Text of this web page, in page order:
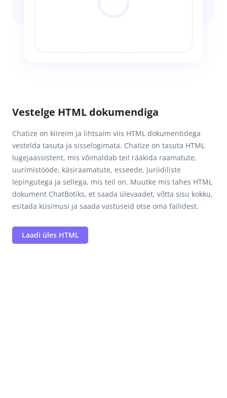
Vestelge HTML dokumendiga
Chatize on kiireim ja lihtsaim viis HTML dokumentidega
vestelda tasuta ja sisselogimata. Chatize on tasuta HTML
lugejaassistent, mis võimaldab teil rääkida raamatute,
uurimistööde, käsiraamatute, esseede, juriidiliste
lepingutega ja sellega, mis teil on. Muutke mis tahes HTML
dokument ChatBotiks, et saada ülevaadet, võtta sisu kokku,
esitada küsimusi ja saada vastuseid otse oma failidest.
Laadi üles HTML